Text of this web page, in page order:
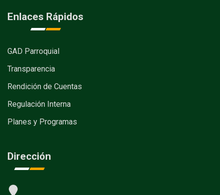
Enlaces Rápidos
GAD Parroquial
Transparencia
Rendición de Cuentas
Regulación Interna
Planes y Programas
Dirección